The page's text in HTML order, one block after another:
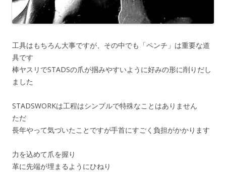
工具はもちろん大事ですが、その中でも「ペンチ」は重要な道
具です
棒ヤスリでSTADSの爪が掴みやすいように好みの形に削りだし
ました
STADSWORKは工程はシンプルで特殊なことはありません
ただ
長年やって気づいたことですが手首にすごく負担がかかります
力を込めて爪を握り
革に先端が埋まるようにひねり